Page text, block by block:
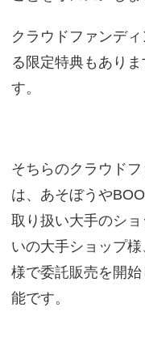
クラウドファンデ
る限定特典もあり
す。
そちらのクラウド
は、あそぼうや
取り扱い大手のシ
いの大手ショップ
様で委託販売を開
能です。